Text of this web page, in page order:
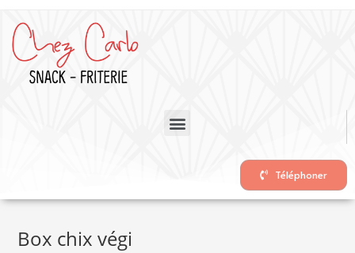
Téléphoner
Box chix végi